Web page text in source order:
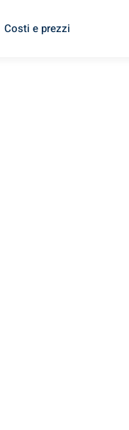
Costi e prezzi